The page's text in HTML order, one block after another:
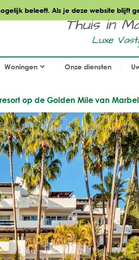
beleeft. Als je deze website blijft
Thuis in
Luxe
Woningen Onze diensten
op de Golden Mile van